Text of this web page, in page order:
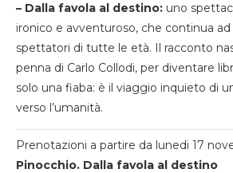
– Dalla favola al destino: uno
ironico e avventuroso, che continua ad
spettatori di tutte le età. Il racconto
penna di Carlo Collodi, per diventare
solo una fiaba: è il viaggio inquieto di
verso l’umanità.
Prenotazioni a partire da lunedi 17
Pinocchio. Dalla favola al destino